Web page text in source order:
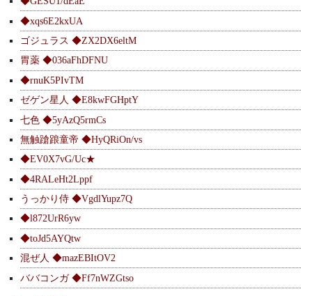
◆xqs6E2kxUA
ゴジュラス ◆ZX2DX6eltM
胃薬 ◆036aFhDFNU
◆rnuK5PIvTM
ゼゲン星人 ◆E8kwFGHptY
七色 ◆5yAzQ5rmCs
無触蹌踉童帝 ◆HyQRiOn/vs
◆EV0X7vG/Uc★
◆4RALeHt2Lppf
うっかり侍 ◆VgdlYupz7Q
◆l872UrR6yw
◆toJd5AYQtw
混ぜ人 ◆mazEBItOV2
ババコンガ ◆Ff7nWZGtso